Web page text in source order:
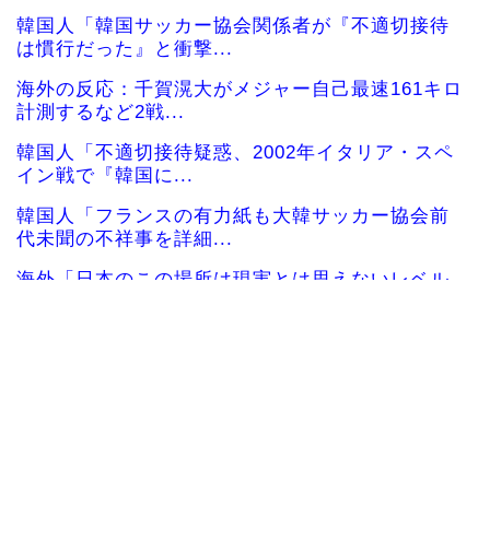
韓国人「韓国サッカー協会関係者が『不適切接待
は慣行だった』と衝撃...
海外の反応：千賀滉大がメジャー自己最速161キロ
計測するなど2戦...
韓国人「不適切接待疑惑、2002年イタリア・スペ
イン戦で『韓国に...
韓国人「フランスの有力紙も大韓サッカー協会前
代未聞の不祥事を詳細...
海外「日本のこの場所は現実とは思えないレベル